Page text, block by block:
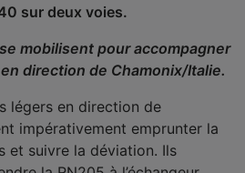
sur deux voies.
mobilisent pour accompagner
direction de Chamonix/Italie.
légers en direction de
impérativement emprunter la
et suivre la déviation. Ils